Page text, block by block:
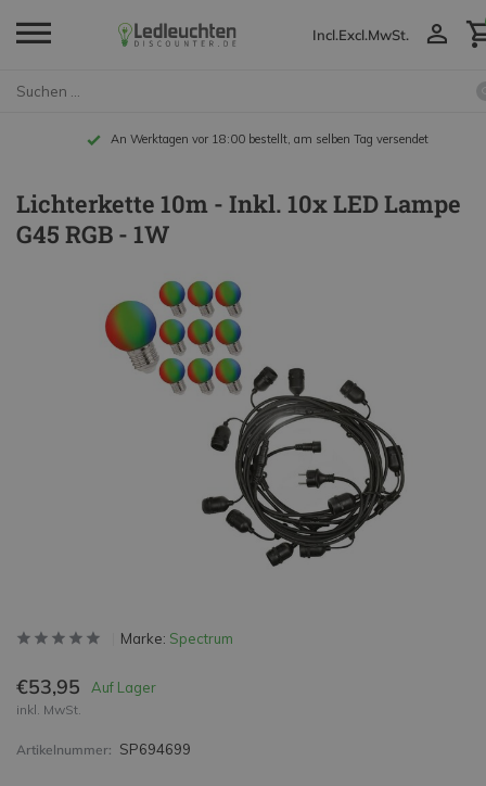
Incl.Excl.MwSt.
An Werktagen vor 18:00 bestellt, am selben Tag versendet
Lichterkette 10m - Inkl. 10x LED Lampe
G45 RGB - 1W
Marke: Spectrum
€53,95 Auf Lager
inkl. MwSt.
Artikelnummer: SP694699